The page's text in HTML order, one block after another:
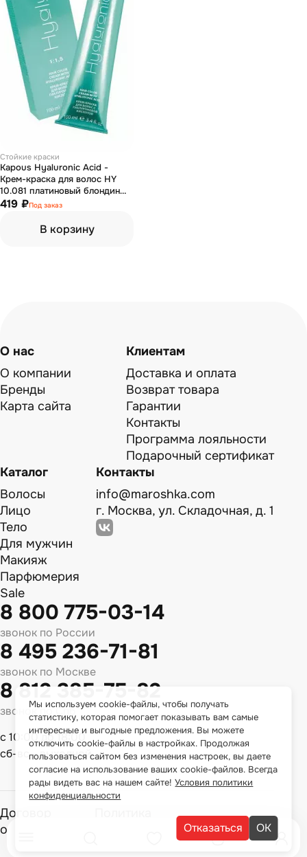
Стойкие краски
Kapous Hyaluronic Acid -
Крем-краска для волос HY
10.081 платиновый блондин
пастельный ледяной 100 мл
419 ₽Под заказ
В корзину
О нас
О компании
Бренды
Карта сайта
Клиентам
Доставка и оплата
Возврат товара
Гарантии
Контакты
Программа лояльности
Подарочный сертификат
Каталог
Волосы
Лицо
Тело
Для мужчин
Макияж
Парфюмерия
Sale
Контакты
info@maroshka.com
г. Москва, ул. Складочная, д. 1
8 800 775-03-14
звонок по России
8 495 236-71-81
звонок по Москве
8 812 385-75-82
звонок по Спб
с 10:00 до 18:00
сб-вс - выходной
Договор
оферты
конфиденциальности
Мы используем cookie-файлы, чтобы получать
статистику, которая помогает показывать вам самые
интересные и выгодные предложения. Вы можете
отключить cookie-файлы в настройках. Продолжая
пользоваться сайтом без изменения настроек, вы даете
согласие на использование ваших cookie-файлов. Всегда
рады видеть вас на нашем сайте!Условия политики
конфиденциальности
Отказаться ОК